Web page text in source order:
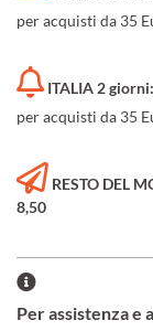
per acquisti da 35
ITALIA 2
per acquisti da 35
RESTO DEL
8,50
Per assistenza e